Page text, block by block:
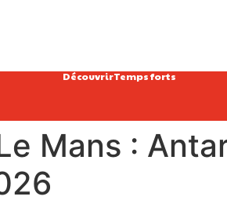
DécouvrirTemps forts
Mans :